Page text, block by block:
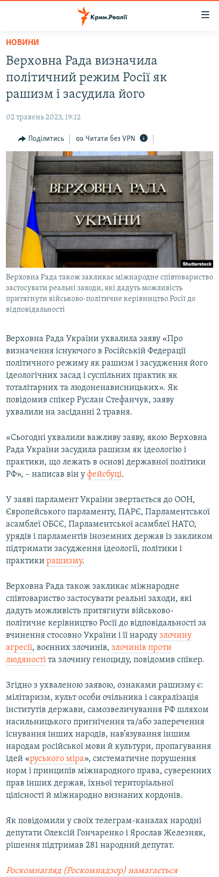
Перейти
основного
матеріалу
до
основної
навігації
Перейти
до
пошуку
ВОДА.КРИМ
ВІДЕО ТА ФОТО
БЛОГИ
ПОГЛЯД
ІНТЕРВ'Ю
ВСЕ ЗА ДЕНЬ
СПЕЦПРОЕКТИ
ДЕПОРТАЦІЯ
ВІДЕОУРОКИ «ELIFBE»
СВІДЧЕННЯ ОКУПАЦІЇ
УКРАЇНСЬКА ПРОБЛЕМА КРИМУ
ІНФОГРАФІКА
ЯК ОБІЙТИ БЛОКУВАННЯ
Русский
Qırımtatar
ДОЛУЧАЙСЯ!
НОВИНИ
Верховна Рада визначила
політичний режим Росії як
рашизм і засудила його
02 травень 2023, 19:12
Поділитись Читати без VPN
Верховна Рада також закликає міжнародне співтовариство
застосувати реальні заходи, які дадуть можливість
притягнути військово-політичне керівництво Росії до
відповідальності
Верховна Рада України ухвалила заяву «Про
визначення існуючого в Російській Федерації
політичного режиму як рашизм і засудження його
ідеологічних засад і суспільних практик як
тоталітарних та людоненависницьких». Як
повідомив спікер Руслан Стефанчук, заяву
ухвалили на засіданні 2 травня.
«Сьогодні ухвалили важливу заяву, якою Верховна
Рада України засудила рашизм як ідеологію і
практики, що лежать в основі державної політики
РФ», – написав він у фейсбуці.
У заяві парламент України звертається до ООН,
Європейського парламенту, ПАРЄ, Парламентської
асамблеї ОБСЄ, Парламентської асамблеї НАТО,
урядів і парламентів іноземних держав із закликом
підтримати засудження ідеології, політики і
практики рашизму.
Верховна Рада також закликає міжнародне
співтовариство застосувати реальні заходи, які
дадуть можливість притягнути військово-
політичне керівництво Росії до відповідальності за
вчинення стосовно України і її народу злочину
агресії, воєнних злочинів, злочинів проти
людяності та злочину геноциду, повідомив спікер.
Згідно з ухваленою заявою, ознаками рашизму є:
мілітаризм, культ особи очільника і сакралізація
інститутів держави, самозвеличування РФ шляхом
насильницького пригнічення та/або заперечення
існування інших народів, нав’язування іншим
народам російської мови й культури, пропагування
ідей «руського міра», систематичне порушення
норм і принципів міжнародного права, суверенних
прав інших держав, їхньої територіальної
цілісності й міжнародно визнаних кордонів.
Як повідомили у своїх телеграм-каналах народні
депутати Олексій Гончаренко і Ярослав Железняк,
рішення підтримав 281 народний депутат.
Роскомнагляд (Роскомнадзор) намагається